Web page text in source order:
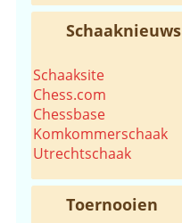
Schaaknieuws
Schaaksite
Chess.com
Chessbase
Komkommerschaak
Utrechtschaak
Toernooien